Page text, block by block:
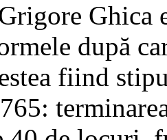
Ghica
după
fiind